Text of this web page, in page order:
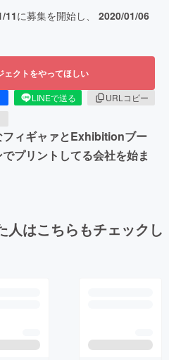
11に募集を開始し、 2020/01/06
ェクトをやってほしい
LINEで送る
URLコピー
ィギャァとExhibitionブー
プリントしてる会社を始ま
人はこちらもチェックし